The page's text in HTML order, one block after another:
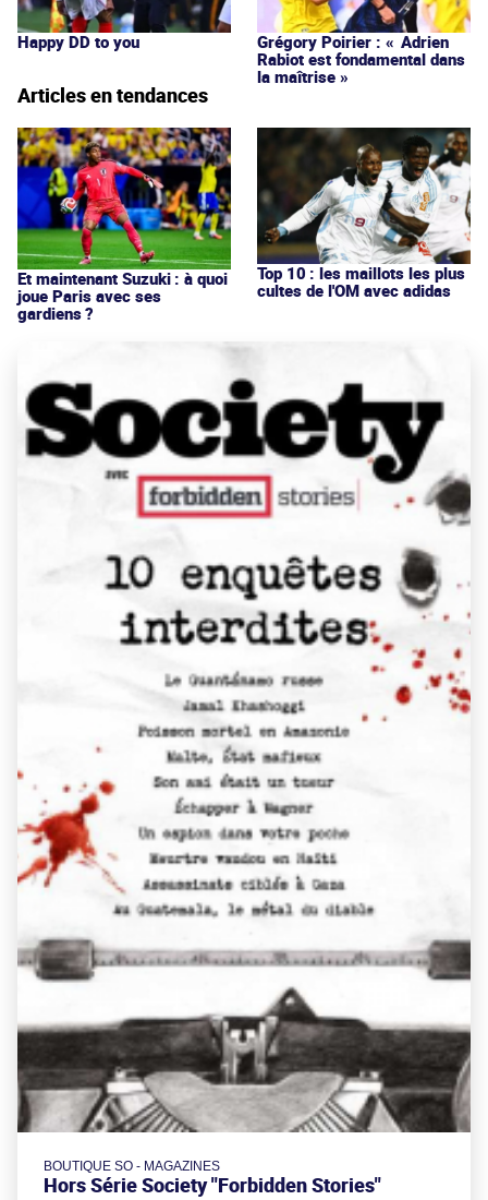
Happy DD to you
Grégory Poirier : « Adrien
Rabiot est fondamental dans
la maîtrise »
Articles en tendances
Et maintenant Suzuki : à quoi
joue Paris avec ses
gardiens ?
Top 10 : les maillots les plus
cultes de l'OM avec adidas
BOUTIQUE SO - MAGAZINES
Hors Série Society "Forbidden Stories"